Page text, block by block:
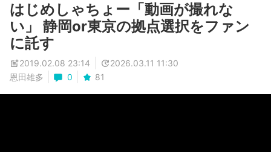
はじめしゃちょー「動画が撮れな
い」 静岡or東京の拠点選択をファン
に託す
2019.02.08 23:14
2026.03.11 11:30
恩田雄多
0 81